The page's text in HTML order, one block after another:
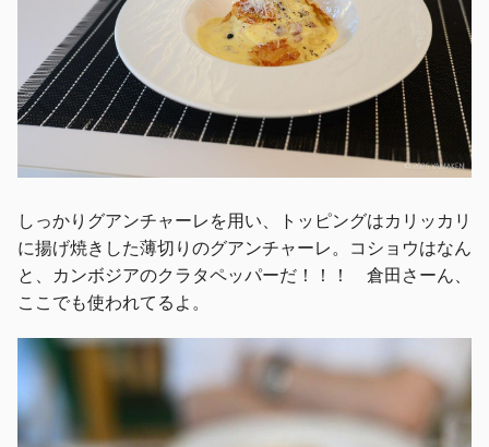
しっかりグアンチャーレを用い、トッピングはカリッカリ
に揚げ焼きした薄切りのグアンチャーレ。コショウはなん
と、カンボジアのクラタペッパーだ！！！ 倉田さーん、
ここでも使われてるよ。